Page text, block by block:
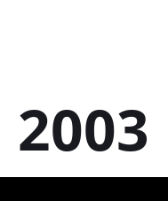
2003